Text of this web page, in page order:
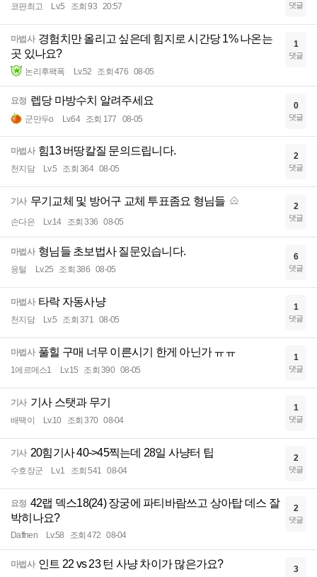
코판최고 Lv.5 조회 93 20:57 댓글
마법사 경험치만 올리고 싶은데 힘지로 시간당 1% 나온는
곳 있나요?
논리후팩폭 Lv.52 조회 476 08-05
1
댓글
요정 렙당 마방수치 알려주세요
군만두o Lv.64 조회 177 08-05
0
댓글
마법사 힘13 버땅칼질 문의드립니다.
천지담 Lv.5 조회 364 08-05
2
댓글
기사 무기교체 및 방어구 교체 투표좀요 형님들
손다은 Lv.14 조회 336 08-05
2
댓글
마법사 형님들 초보법사 질문있습니다.
응털 Lv.25 조회 386 08-05
6
댓글
마법사 타락 자동사냥
천지담 Lv.5 조회 371 08-05
1
댓글
마법사 풀힐 구매 너무 이른시기 한게 아닌가 ㅠㅠ
1에르메스1 Lv.15 조회 390 08-05
1
댓글
기사 기사 스탯과 무기
배땍이 Lv.10 조회 370 08-04
1
댓글
기사 20힘기사 40->45찍는데 28일 사냥터 팁
수호장군 Lv.1 조회 541 08-04
2
댓글
요정 42랩 덱스18(24) 장궁에 파티바람쓰고 상아탑 데스 잘
박히나요?
Daffnen Lv.58 조회 472 08-04
2
댓글
마법사 인트 22 vs 23 턴 사냥 차이가 많은가요? 3